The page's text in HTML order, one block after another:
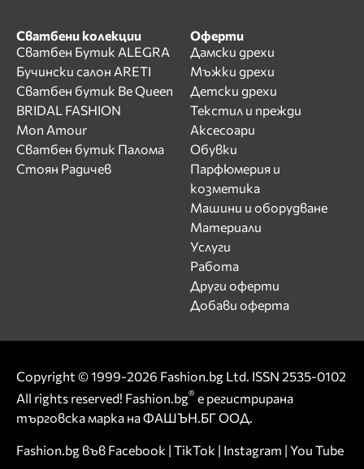
Сватбени колекции
Сватбен Бутик ALEGRA
Бучински салон ARETI
Сватбен бутик Be Queen
BRIDAL FASHION
Mon Amour
Сватбен бутик Палома
Стоян Радичев
Оферти
Дамски дрехи
Мъжки дрехи
Детски дрехи
Текстил и прежди
Аксесоари
Обувки
Парфюмерия и
козметика
Машини и оборудване
Материали
Услуги
Работа
Други оферти
Добави оферта
Copyright © 1999-2026 Fashion.bg Ltd. ISSN 2535-0102
All rights reserved! Fashion.bg® е регистрирана
търговска марка на ФАШЪН.БГ ООД.
Fashion.bg във Facebook | TikTok | Instagram | You Tube